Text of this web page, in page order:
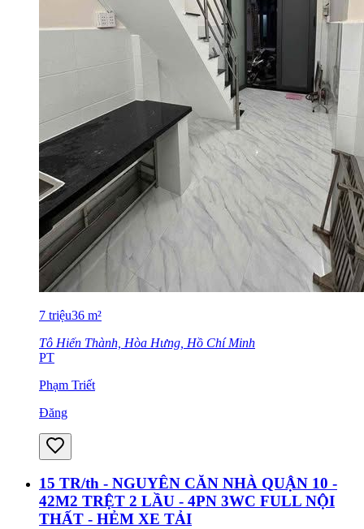
7 triệu36 m²
Tô Hiến Thành, Hòa Hưng, Hồ Chí Minh
PT
Phạm Triết
Đăng
15 TR/th - NGUYÊN CĂN NHÀ QUẬN 10 -
42M2 TRỆT 2 LẦU - 4PN 3WC FULL NỘI
THẤT - HẺM XE TẢI